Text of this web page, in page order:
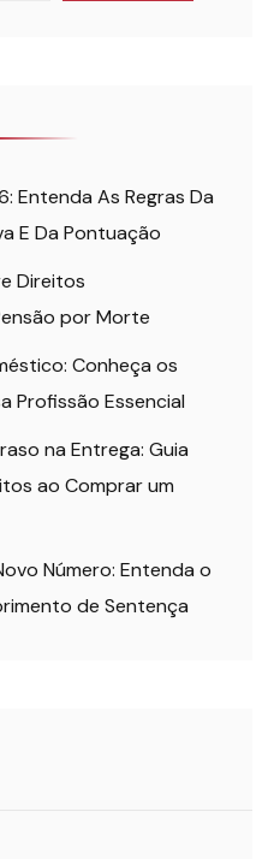
Entenda As Regras Da
E Da Pontuação
Direitos
por Morte
Conheça os
Profissão Essencial
na Entrega: Guia
ao Comprar um
Número: Entenda o
de Sentença